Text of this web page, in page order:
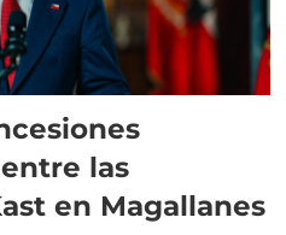
las
en Magallanes